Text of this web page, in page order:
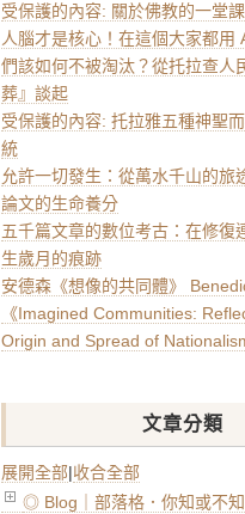
受保護的內容: 關於佛教的一堂課
人腦才是核心！在這個大家都用
們該如何不被淘汰？從托拉查人
葬』談起
受保護的內容: 托拉雅五種神聖
統
允許一切發生：從萬水千山的旅
論文的生命養分
五千篇文章的數位考古：在修復
生歲月的痕跡
安德森《想像的共同體》
《Imagined Communities:
Origin and Spread of
文章分類
展開全部|收合全部
◎ Blog｜部落格．你知或不